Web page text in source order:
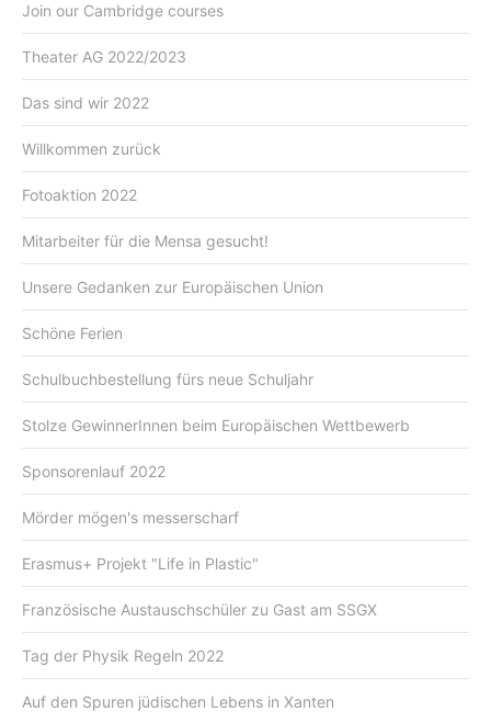
Join our Cambridge courses
Theater AG 2022/2023
Das sind wir 2022
Willkommen zurück
Fotoaktion 2022
Mitarbeiter für die Mensa gesucht!
Unsere Gedanken zur Europäischen Union
Schöne Ferien
Schulbuchbestellung fürs neue Schuljahr
Stolze GewinnerInnen beim Europäischen Wettbewerb
Sponsorenlauf 2022
Mörder mögen's messerscharf
Erasmus+ Projekt "Life in Plastic"
Französische Austauschschüler zu Gast am SSGX
Tag der Physik Regeln 2022
Auf den Spuren jüdischen Lebens in Xanten